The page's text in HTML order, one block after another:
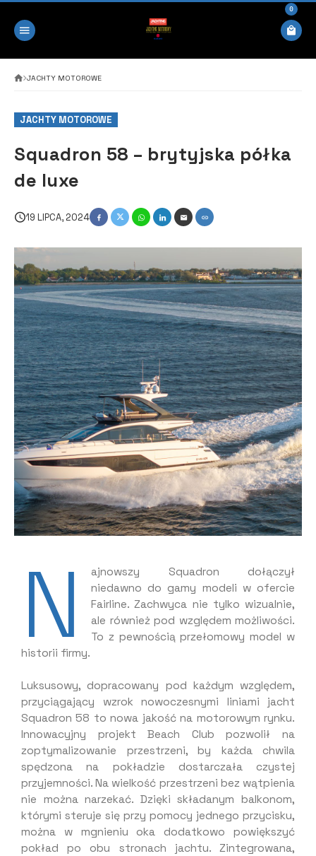
0
JACHTY MOTOROWE
JACHTY MOTOROWE
Squadron 58 – brytyjska półka
de luxe
19 LIPCA, 2024
N
ajnowszy Squadron dołączył
niedawno do gamy modeli w ofercie
Fairline. Zachwyca nie tylko wizualnie,
ale również pod względem możliwości.
To z pewnością przełomowy model w
historii firmy.
Luksusowy, dopracowany pod każdym względem,
przyciągający wzrok nowoczesnymi liniami jacht
Squadron 58 to nowa jakość na motorowym rynku.
Innowacyjny projekt Beach Club pozwolił na
zoptymalizowanie przestrzeni, by każda chwila
spędzona na pokładzie dostarczała czystej
przyjemności. Na wielkość przestrzeni bez wątpienia
nie można narzekać. Dzięki składanym balkonom,
którymi steruje się przy pomocy jednego przycisku,
można w mgnieniu oka dodatkowo powiększyć
pokład po obu stronach jachtu. Zintegrowana,